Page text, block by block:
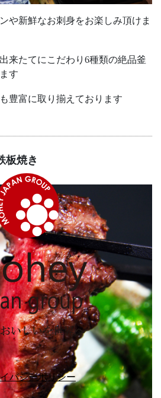
や新鮮なお刺身をお楽しみ頂けま
来たてにこだわり6種類の絶品釜
す
豊富に取り揃えております
板焼き
バシーポリシー